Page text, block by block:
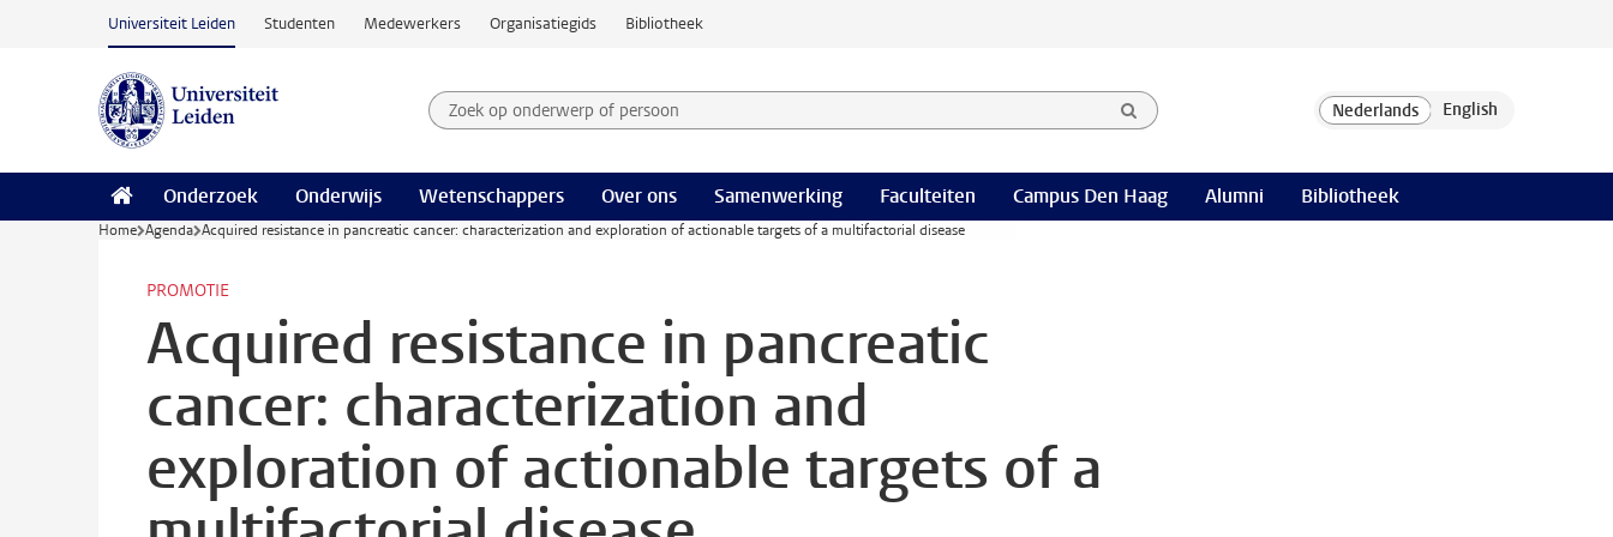
Ga naar hoofdinhoud
Universiteit Leiden Studenten Medewerkers Organisatiegids Bibliotheek
Zoek op onderwerp of persoon en selecteer categorie
Zoekterm
Onderzoek Onderwijs Wetenschappers Over ons Samenwerking Faculteiten Campus Den Haag Alumni Bibliotheek
Home Agenda Acquired resistance in pancreatic cancer: characterization and exploration of actionable targets of a multifactorial disease
PROMOTIE
Acquired resistance in pancreatic
cancer: characterization and
exploration of actionable targets of a